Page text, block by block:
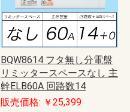
BQW8614 フタ無し分電盤
リミッタースペースなし 主
幹ELB60A 回路数14
販売価格: ￥25,399